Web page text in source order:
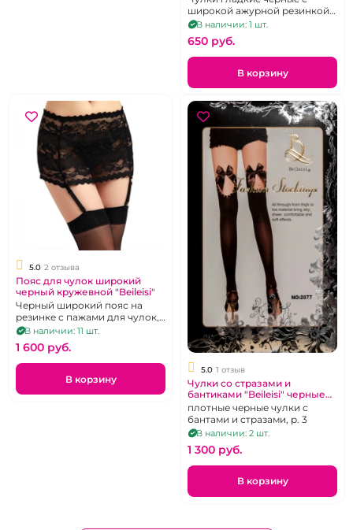
широкой ажурной резинкой
размер XS-M (40-44)
В наличии: 1 шт.
650 pуб.
В корзину
5.0 2 отзыва
Пояс для чулок широкий
черный кружевной "Beileisi"
Черный широкий пояс на
резинке с пажами для чулок,
р. 46-48
В наличии: 11 шт.
1 600 pуб.
В корзину
5.0 1 отзыв
Чулки со стразами и
бантиками "Beileisi" черные
плотные
плотные черные чулки с
бантами и стразами, р. 3
В наличии: 2 шт.
1 300 pуб.
В корзину